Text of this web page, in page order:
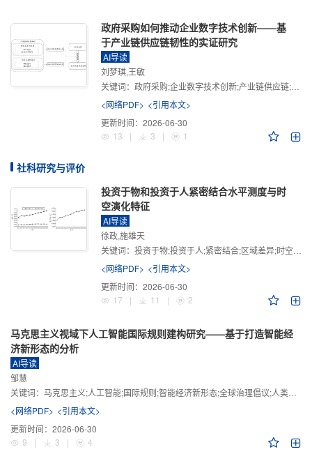
政府采购如何推动企业数字技术创新——基
于产业链供应链韧性的实证研究
AI导读
刘梦琪,王敏
关键词： 政府采购;企业数字技术创新;产业链供应链;产业链供应链韧性;需求侧财政政策
<网络PDF> <引用本文>
更新时间： 2026-06-30
13
| 3 | 1
社科研究与评价
投资于物和投资于人紧密结合水平测度与时
空演化特征
AI导读
徐政,施雄天
关键词： 投资于物;投资于人;紧密结合;区域差异;时空演化
<网络PDF> <引用本文>
更新时间： 2026-06-30
17
| 11 | 2
马克思主义视域下人工智能国际规则建构研究——基于打造智能经
济新形态的分析
AI导读
邹慧
关键词： 马克思主义;人工智能;国际规则;智能经济新形态;全球治理倡议;人类命运共同体
<网络PDF> <引用本文>
更新时间： 2026-06-30
9
| 3 | 4